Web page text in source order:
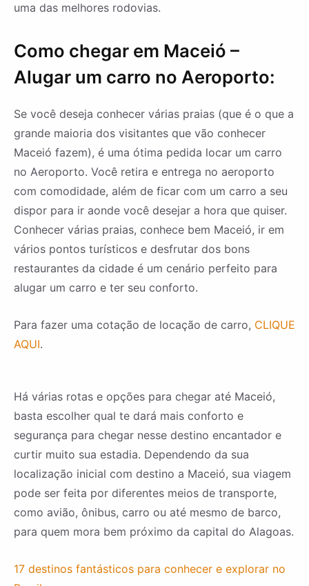
uma das melhores rodovias.
Como chegar em Maceió –
Alugar um carro no Aeroporto:
Se você deseja conhecer várias praias (que é o que a
grande maioria dos visitantes que vão conhecer
Maceió fazem), é uma ótima pedida locar um carro
no Aeroporto. Você retira e entrega no aeroporto
com comodidade, além de ficar com um carro a seu
dispor para ir aonde você desejar a hora que quiser.
Conhecer várias praias, conhece bem Maceió, ir em
vários pontos turísticos e desfrutar dos bons
restaurantes da cidade é um cenário perfeito para
alugar um carro e ter seu conforto.
Para fazer uma cotação de locação de carro, CLIQUE
AQUI.
Há várias rotas e opções para chegar até Maceió,
basta escolher qual te dará mais conforto e
segurança para chegar nesse destino encantador e
curtir muito sua estadia. Dependendo da sua
localização inicial com destino a Maceió, sua viagem
pode ser feita por diferentes meios de transporte,
como avião, ônibus, carro ou até mesmo de barco,
para quem mora bem próximo da capital do Alagoas.
17 destinos fantásticos para conhecer e explorar no